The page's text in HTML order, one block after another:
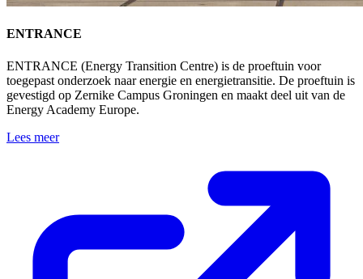
ENTRANCE
ENTRANCE (Energy Transition Centre) is de proeftuin voor
toegepast onderzoek naar energie en energietransitie. De proeftuin is
gevestigd op Zernike Campus Groningen en maakt deel uit van de
Energy Academy Europe.
Lees meer